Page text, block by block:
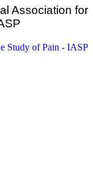
Association for